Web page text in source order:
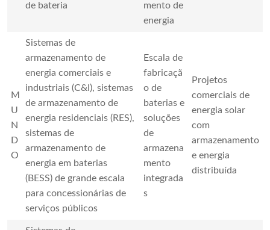
de bateria
mento de
energia
M
U
N
D
O
Sistemas de
armazenamento de
energia comerciais e
industriais (C&I), sistemas
de armazenamento de
energia residenciais (RES),
sistemas de
armazenamento de
energia em baterias
(BESS) de grande escala
para concessionárias de
serviços públicos
Escala de
fabricaçã
o de
baterias e
soluções
de
armazena
mento
integrada
s
Projetos
comerciais de
energia solar
com
armazenamento
e energia
distribuída